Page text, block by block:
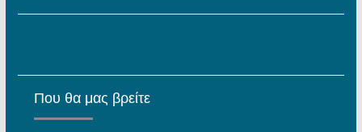
Που θα μας βρείτε